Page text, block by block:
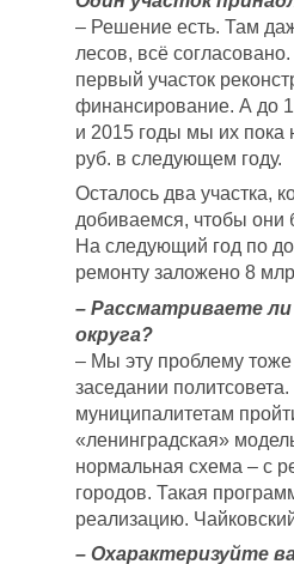
– Решение есть. Там
лесов, всё
первый участок
финансирование. А до
и 2015 годы мы их пока
руб. в следующем году.
Осталось два участка,
добиваемся, чтобы
На следующий год по
ремонту заложено 8
– Рассматриваете
округа?
– Мы эту проблему
заседании
муниципалитетам
«ленинградская»
нормальная схема – с
городов. Такая
реализацию.
– Охарактеризуйте